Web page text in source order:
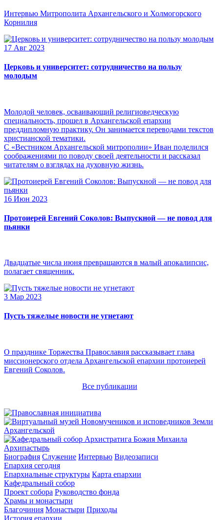
Интервью Митрополита Архангельского и Холмогорского
Корнилия
17 Авг 2023
Церковь и университет: сотрудничество на пользу
молодым
Молодой человек, осваивающий религиоведческую
специальность, прошел в Архангельской епархии
преддипломную практику. Он занимается переводами текстов
христианской тематики.
С «Вестником Архангельской митрополии» Иван поделился
соображениями по поводу своей деятельности и рассказал
читателям о взглядах на духовную жизнь.
16 Июн 2023
Протоиерей Евгений Соколов: Выпускной — не повод для
пьянки
Двадцатые числа июня превращаются в малый апокалипсис,
полагает священник.
3 Мар 2023
Пусть тяжелые новости не угнетают
О празднике Торжества Православия рассказывает глава
миссионерского отдела Архангельской епархии протоиерей
Евгений Соколов.
Все публикации
Архипастырь
Биография Служение Интервью Видеозаписи
Епархия сегодня
Епархиальные структуры Карта епархии
Кафедральный собор
Проект собора Руководство фонда
Храмы и монастыри
Благочиния Монастыри Приходы
История епархии